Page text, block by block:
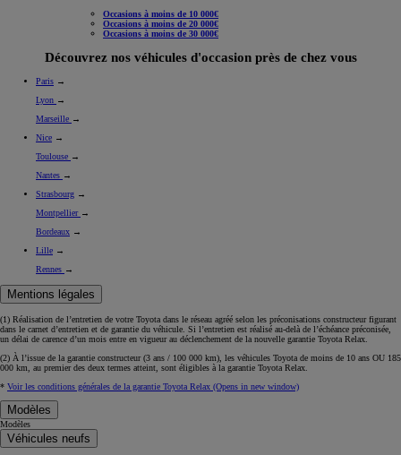
Occasions à moins de 10 000€
Occasions à moins de 20 000€
Occasions à moins de 30 000€
Découvrez nos véhicules d'occasion près de chez vous
Paris →
Lyon →
Marseille →
Nice →
Toulouse →
Nantes →
Strasbourg →
Montpellier →
Bordeaux →
Lille →
Rennes →
Mentions légales
(1) Réalisation de l’entretien de votre Toyota dans le réseau agréé selon les préconisations constructeur figurant
dans le carnet d’entretien et de garantie du véhicule. Si l’entretien est réalisé au-delà de l’échéance préconisée,
un délai de carence d’un mois entre en vigueur au déclenchement de la nouvelle garantie Toyota Relax.
(2) À l’issue de la garantie constructeur (3 ans / 100 000 km), les véhicules Toyota de moins de 10 ans OU 185
000 km, au premier des deux termes atteint, sont éligibles à la garantie Toyota Relax.
* Voir les conditions générales de la garantie Toyota Relax (Opens in new window)
Modèles
Modèles
Véhicules neufs